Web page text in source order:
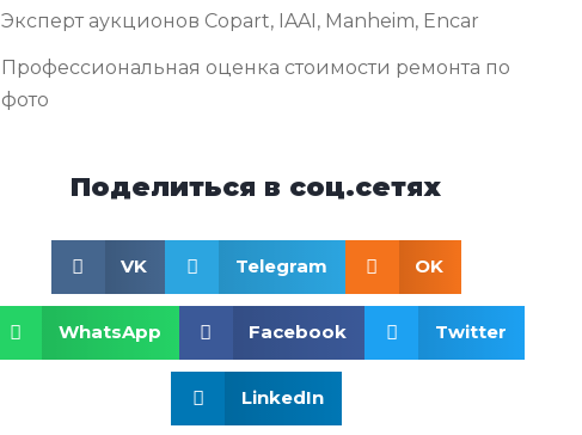
Эксперт аукционов Copart, IAAI, Manheim, Encar
Профессиональная оценка стоимости ремонта по
фото
Поделиться в соц.сетях
VK Telegram OK
WhatsApp Facebook Twitter
LinkedIn